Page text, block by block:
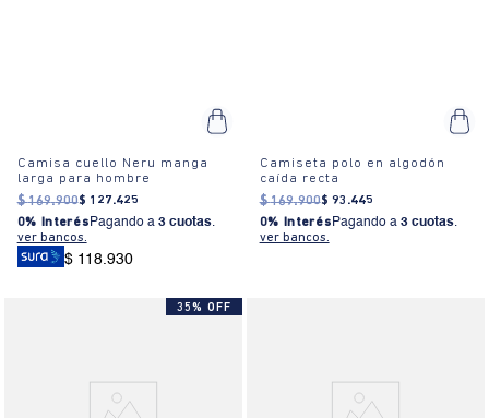
Camisa cuello Neru manga
larga para hombre
$ 169.900$ 127.425
0% Interés Pagando a 3 cuotas.
ver bancos.
$ 118.930
Camiseta polo en algodón
caída recta
$ 169.900$ 93 .445
0% Interés Pagando a 3 cuotas.
ver bancos.
35% OFF